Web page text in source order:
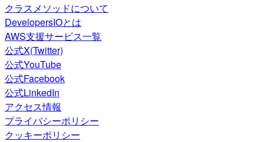
クラスメソッドについて
DevelopersIOとは
AWS支援サービス一覧
公式X(Twitter)
公式YouTube
公式Facebook
公式LinkedIn
アクセス情報
プライバシーポリシー
クッキーポリシー